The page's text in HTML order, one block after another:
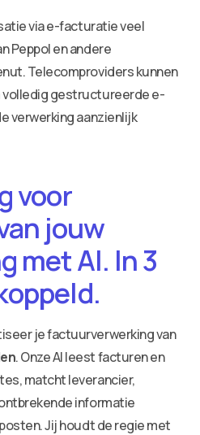
via e-facturatie veel
Peppol en andere
Telecomproviders kunnen
gestructureerde e-
verwerking aanzienlijk
voor
jouw
met AI. In 3
je factuurverwerking van
. Onze AI leest facturen en
matcht leverancier,
informatie
Jij houdt de regie met